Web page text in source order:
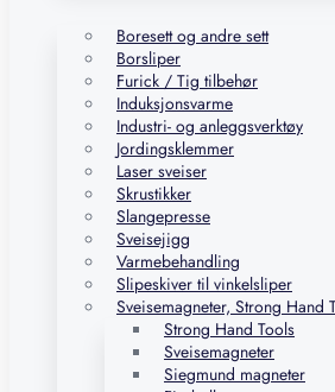
Boresett og andre sett
Borsliper
Furick / Tig tilbehør
Induksjonsvarme
Industri- og anleggsverktøy
Jordingsklemmer
Laser sveiser
Skrustikker
Slangepresse
Sveisejigg
Varmebehandling
Slipeskiver til vinkelsliper
Sveisemagneter, Strong Hand
Strong Hand Tools
Sveisemagneter
Siegmund magneter